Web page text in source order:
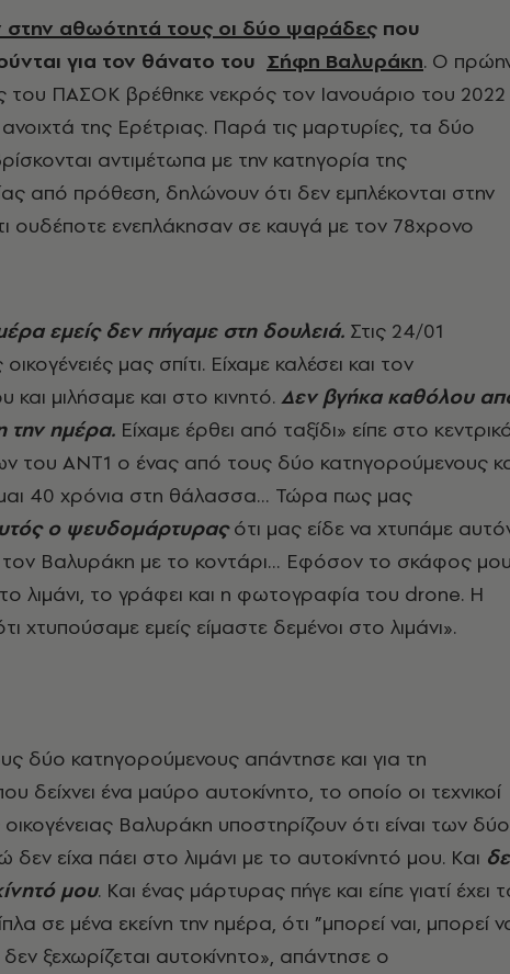
στην αθωότητά τους οι δύο ψαράδες που
για τον θάνατο του Σήφη Βαλυράκη. Ο
του ΠΑΣΟΚ βρέθηκε νεκρός τον Ιανουάριο του 2022
της Ερέτριας. Παρά τις μαρτυρίες, τα δύο
αντιμέτωπα με την κατηγορία της
από πρόθεση, δηλώνουν ότι δεν εμπλέκονται στην
ουδέποτε ενεπλάκησαν σε καυγά με τον 78χρονο
εμείς δεν πήγαμε στη δουλειά. Στις 24/01
μας σπίτι. Είχαμε καλέσει και τον
και μιλήσαμε και στο κινητό.Δεν βγήκα καθόλου
την ημέρα. Είχαμε έρθει από ταξίδι» είπε στο
του ΑΝΤ1 ο ένας από τους δύο κατηγορούμενους
40 χρόνια στη θάλασσα… Τώρα πως μας
ο ψευδομάρτυραςότι μας είδε να χτυπάμε
Βαλυράκη με το κοντάρι… Εφόσον το σκάφος
λιμάνι, το γράφει και η φωτογραφία του drone. Η
χτυπούσαμε εμείς είμαστε δεμένοι στο λιμάνι».
δύο κατηγορούμενους απάντησε και για τη
δείχνει ένα μαύρο αυτοκίνητο, το οποίο οι τεχνικοί
Βαλυράκη υποστηρίζουν ότι είναι των δύο
είχα πάει στο λιμάνι με το αυτοκίνητό μου. Και
μου. Και ένας μάρτυρας πήγε και είπε γιατί έχει
σε μένα εκείνη την ημέρα, ότι ”μπορεί ναι, μπορεί
δεν ξεχωρίζεται αυτοκίνητο», απάντησε ο